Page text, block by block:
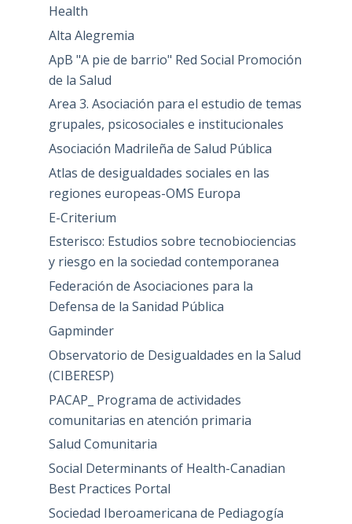
Health
Alta Alegremia
ApB "A pie de barrio" Red Social Promoción
de la Salud
Area 3. Asociación para el estudio de temas
grupales, psicosociales e institucionales
Asociación Madrileña de Salud Pública
Atlas de desigualdades sociales en las
regiones europeas-OMS Europa
E-Criterium
Esterisco: Estudios sobre tecnobiociencias
y riesgo en la sociedad contemporanea
Federación de Asociaciones para la
Defensa de la Sanidad Pública
Gapminder
Observatorio de Desigualdades en la Salud
(CIBERESP)
PACAP_ Programa de actividades
comunitarias en atención primaria
Salud Comunitaria
Social Determinants of Health-Canadian
Best Practices Portal
Sociedad Iberoamericana de Pediagogía